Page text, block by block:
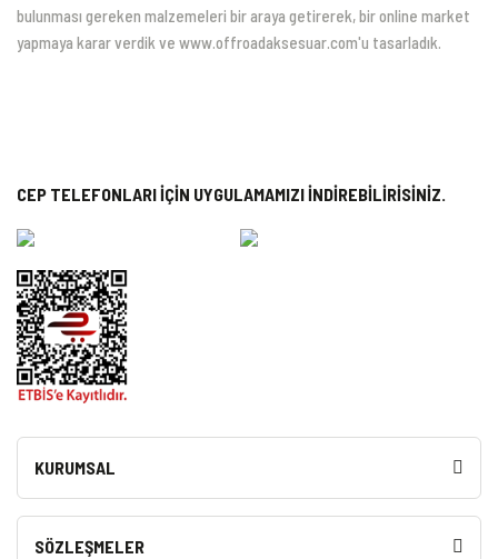
bulunması gereken malzemeleri bir araya getirerek, bir online market
yapmaya karar verdik ve www.offroadaksesuar.com'u tasarladık.
CEP TELEFONLARI İÇİN UYGULAMAMIZI İNDİREBİLİRİSİNİZ.
KURUMSAL
SÖZLEŞMELER